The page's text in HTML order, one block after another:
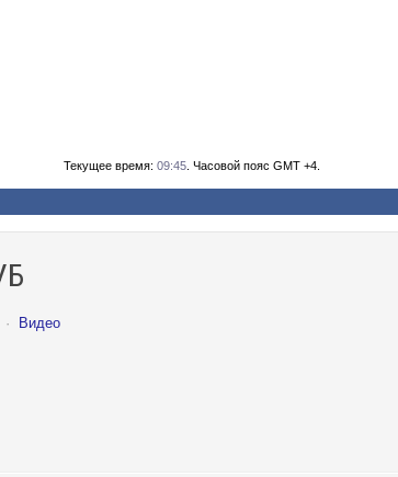
Текущее время: 09:45 . Часовой пояс GMT +4.
· Видео